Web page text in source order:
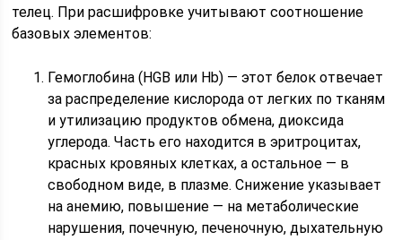
телец. При расшифровке учитывают соотношение
базовых элементов:
Гемоглобина (HGB или Hb) — этот белок отвечает
за распределение кислорода от легких по тканям
и утилизацию продуктов обмена, диоксида
углерода. Часть его находится в эритроцитах,
красных кровяных клетках, а остальное — в
свободном виде, в плазме. Снижение указывает
на анемию, повышение — на метаболические
нарушения, почечную, печеночную, дыхательную